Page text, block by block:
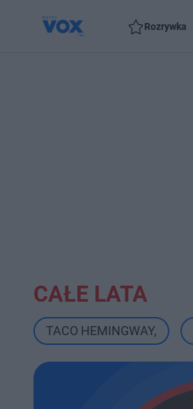
Rozrywka
CAŁE LATA
TACO HEMINGWAY,